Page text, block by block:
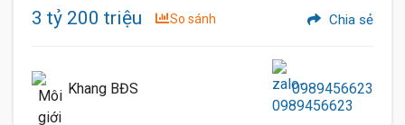
3 tỷ 200 triệu So sánh Chia sẻ
Khang BĐS 0989456623